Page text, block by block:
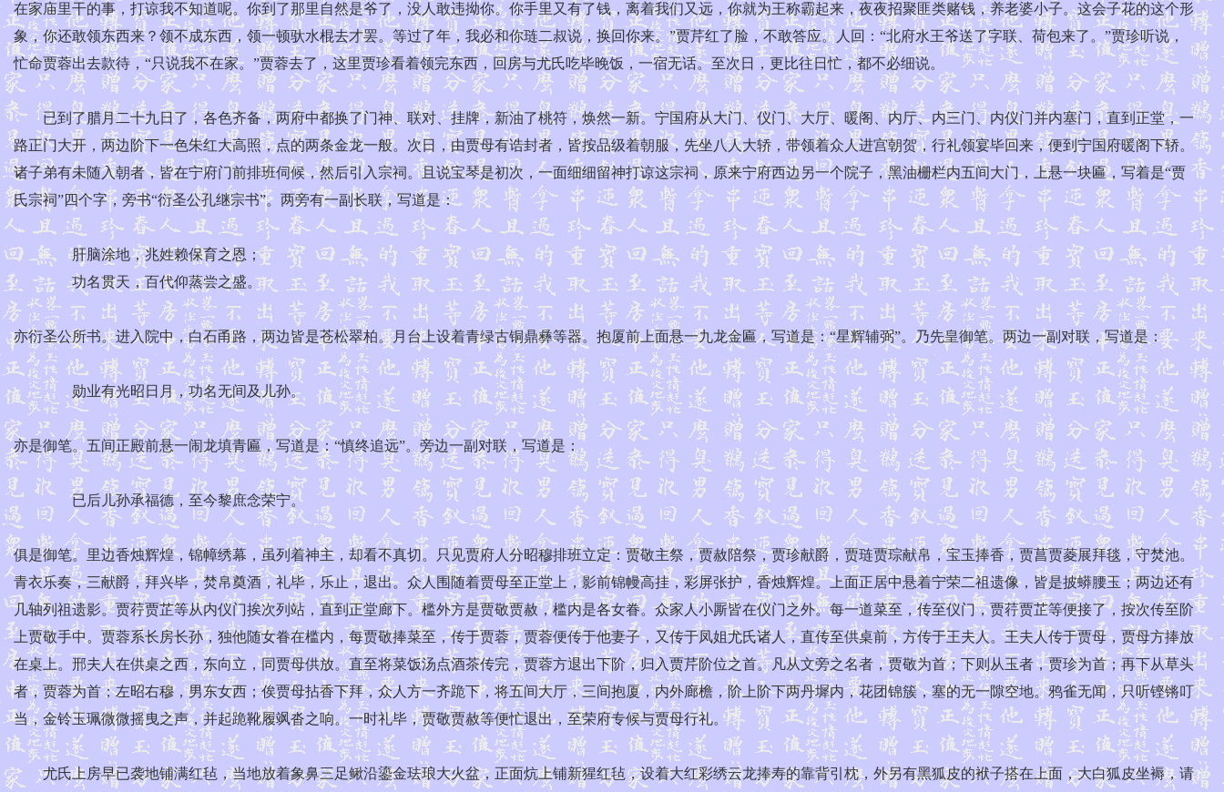
在家庙里干的事，打谅我不知道呢。你到了那里自然是爷了，没人敢违拗你。你手里又有了钱，离着我们又远，你就为王称霸起来，夜夜招聚匪类赌钱，养老婆小子。这会子花的这个形
象，你还敢领东西来？领不成东西，领一顿驮水棍去才罢。等过了年，我必和你琏二叔说，换回你来。”贾芹红了脸，不敢答应。人回：“北府水王爷送了字联、荷包来了。”贾珍听说，
忙命贾蓉出去款待，“只说我不在家。”贾蓉去了，这里贾珍看着领完东西，回房与尤氏吃毕晚饭，一宿无话。至次日，更比往日忙，都不必细说。
已到了腊月二十九日了，各色齐备，两府中都换了门神、联对、挂牌，新油了桃符，焕然一新。宁国府从大门、仪门、大厅、暖阁、内厅、内三门、内仪门并内塞门，直到正堂，一
路正门大开，两边阶下一色朱红大高照，点的两条金龙一般。次日，由贾母有诰封者，皆按品级着朝服，先坐八人大轿，带领着众人进宫朝贺，行礼领宴毕回来，便到宁国府暖阁下轿。
诸子弟有未随入朝者，皆在宁府门前排班伺候，然后引入宗祠。且说宝琴是初次，一面细细留神打谅这宗祠，原来宁府西边另一个院子，黑油栅栏内五间大门，上悬一块匾，写着是“贾
氏宗祠”四个字，旁书“衍圣公孔继宗书”。两旁有一副长联，写道是：
肝脑涂地，兆姓赖保育之恩；
功名贯天，百代仰蒸尝之盛。
亦衍圣公所书。进入院中，白石甬路，两边皆是苍松翠柏。月台上设着青绿古铜鼎彝等器。抱厦前上面悬一九龙金匾，写道是：“星辉辅弼”。乃先皇御笔。两边一副对联，写道是：
勋业有光昭日月，功名无间及儿孙。
亦是御笔。五间正殿前悬一闹龙填青匾，写道是：“慎终追远”。旁边一副对联，写道是：
已后儿孙承福德，至今黎庶念荣宁。
俱是御笔。里边香烛辉煌，锦幛绣幕，虽列着神主，却看不真切。只见贾府人分昭穆排班立定：贾敬主祭，贾赦陪祭，贾珍献爵，贾琏贾琮献帛，宝玉捧香，贾菖贾菱展拜毯，守焚池。
青衣乐奏，三献爵，拜兴毕，焚帛奠酒，礼毕，乐止，退出。众人围随着贾母至正堂上，影前锦幔高挂，彩屏张护，香烛辉煌。上面正居中悬着宁荣二祖遗像，皆是披蟒腰玉；两边还有
几轴列祖遗影。贾荇贾芷等从内仪门挨次列站，直到正堂廊下。槛外方是贾敬贾赦，槛内是各女眷。众家人小厮皆在仪门之外。每一道菜至，传至仪门，贾荇贾芷等便接了，按次传至阶
上贾敬手中。贾蓉系长房长孙，独他随女眷在槛内，每贾敬捧菜至，传于贾蓉，贾蓉便传于他妻子，又传于凤姐尤氏诸人，直传至供桌前，方传于王夫人。王夫人传于贾母，贾母方捧放
在桌上。邢夫人在供桌之西，东向立，同贾母供放。直至将菜饭汤点酒茶传完，贾蓉方退出下阶，归入贾芹阶位之首。凡从文旁之名者，贾敬为首；下则从玉者，贾珍为首；再下从草头
者，贾蓉为首；左昭右穆，男东女西；俟贾母拈香下拜，众人方一齐跪下，将五间大厅，三间抱厦，内外廊檐，阶上阶下两丹墀内，花团锦簇，塞的无一隙空地。鸦雀无闻，只听铿锵叮
当，金铃玉珮微微摇曳之声，并起跪靴履飒沓之响。一时礼毕，贾敬贾赦等便忙退出，至荣府专候与贾母行礼。
尤氏上房早已袭地铺满红毡，当地放着象鼻三足鳅沿鎏金珐琅大火盆，正面炕上铺新猩红毡，设着大红彩绣云龙捧寿的靠背引枕，外另有黑狐皮的袱子搭在上面，大白狐皮坐褥，请